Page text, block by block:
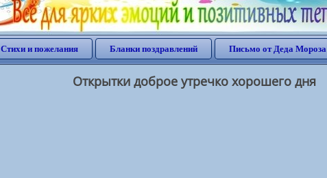
Стихи и пожелания Бланки поздравлений Письмо от Деда Мороза
Открытки доброе утречко хорошего дня